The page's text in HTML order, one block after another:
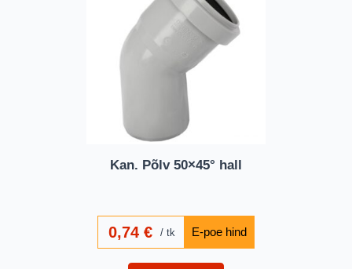
Kan. Põlv 50×45° hall
0,74€ tk